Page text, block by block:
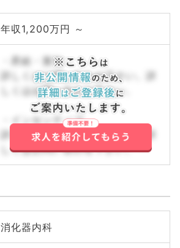
年収1,200万円 ～
・昇給・賞与
詳しくはお問い合わせ下さい。詳
しくはお問い合わせ下さい。
・インセンティブ
詳しくはお問い合わせ下さい。詳
しくはお問い合わせ下さい。
消化器内科